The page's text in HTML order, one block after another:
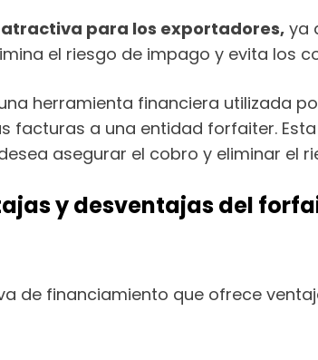
para los exportadores, ya
el riesgo de impago y evita
herramienta financiera utilizada
facturas a una entidad forfaiter.
asegurar el cobro y eliminar el
y desventajas del
de financiamiento que ofrece